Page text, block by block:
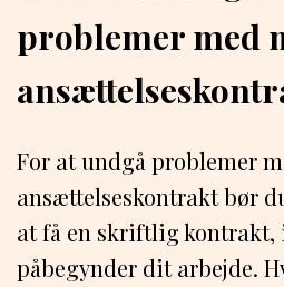
problemer med
For at undgå problemer
ansættelseskontrakt bør
at få en skriftlig kontrakt,
påbegynder dit arbejde.